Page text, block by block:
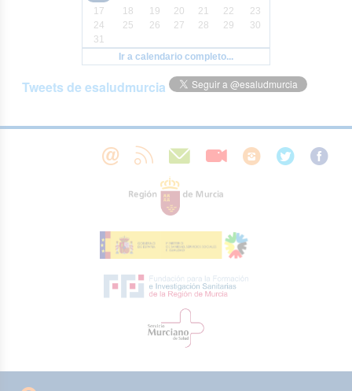
17
18 19 20 21 22
23
24
25 26 27 28 29
30
31
Ir a calendario completo...
Tweets de esaludmurcia